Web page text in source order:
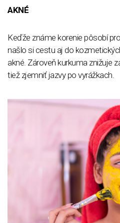
AKNÉ
Keďže známe korenie pôsobí
našlo si cestu aj do
akné. Zároveň kurkuma znižuje
tiež zjemniť jazvy po vyrážkach.